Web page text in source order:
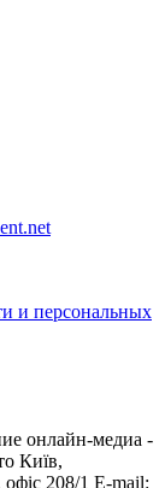
и персональных
онлайн-медиа -
Київ,
208/1 E-mail: